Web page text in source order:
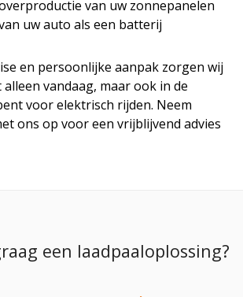
overproductie van uw zonnepanelen
uw auto als een batterij
en persoonlijke aanpak zorgen wij
vandaag, maar ook in de
voor elektrisch rijden. Neem
ons op voor een vrijblijvend advies
een laadpaaloplossing?